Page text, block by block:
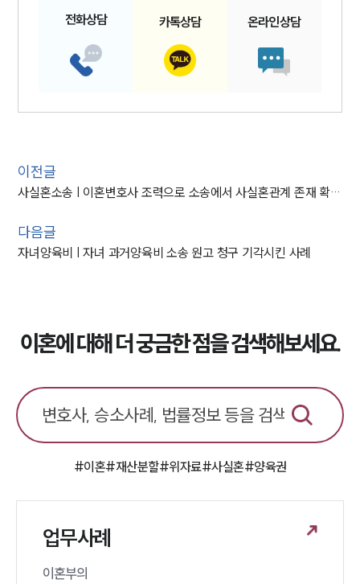
전화상담 카톡상담 온라인상담
이전글
사실혼소송 | 이혼변호사 조력으로 소송에서 사실혼관계 존재 확인 받아내
다음글
자녀양육비 | 자녀 과거양육비 소송 원고 청구 기각시킨 사례
이혼에 대해 더 궁금한 점을 검색해보세요.
#이혼#재산분할#위자료#사실혼#양육권
업무사례
이혼부의